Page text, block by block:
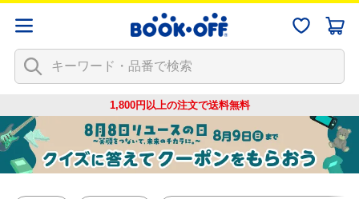
1,800円以上の注文で送料無料